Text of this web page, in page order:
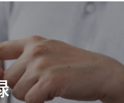
ニア
ABS400cc
カン